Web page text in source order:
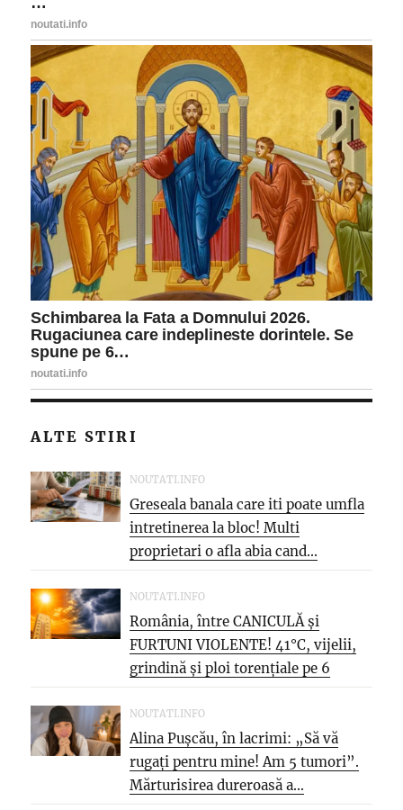
ALTE STIRI
NOUTATI.INFO
Greseala banala care iti poate umfla
intretinerea la bloc! Multi
proprietari o afla abia cand...
NOUTATI.INFO
România, între CANICULĂ și
FURTUNI VIOLENTE! 41°C, vijelii,
grindină și ploi torențiale pe 6
august
NOUTATI.INFO
Alina Pușcău, în lacrimi: „Să vă
rugați pentru mine! Am 5 tumori”.
Mărturisirea dureroasă a...